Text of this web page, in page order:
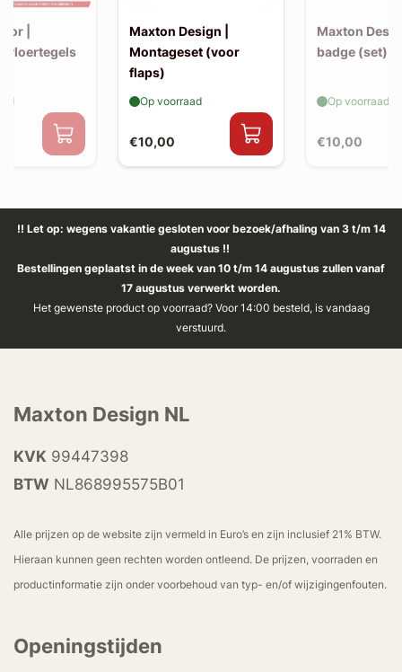
|
vloertegels
Maxton Design |
Montageset (voor
flaps)
€10,00
Op voorraad
Maxton
badge (set)
€10,00
Op voorraad
!! Let op: wegens vakantie gesloten voor bezoek/afhaling van 3 t/m 14
augustus !!
Bestellingen geplaatst in de week van 10 t/m 14 augustus zullen vanaf
17 augustus verwerkt worden.
Het gewenste product op voorraad? Voor 14:00 besteld, is vandaag
verstuurd.
Maxton Design NL
KVK 99447398
BTW NL868995575B01
Alle prijzen op de website zijn vermeld in Euro’s en zijn inclusief 21% BTW.
Hieraan kunnen geen rechten worden ontleend. De prijzen, voorraden en
productinformatie zijn onder voorbehoud van typ- en/of wijzigingenfouten.
Openingstijden